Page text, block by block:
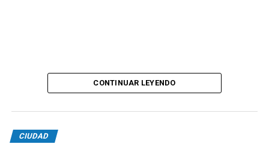
CONTINUAR LEYENDO
CIUDAD